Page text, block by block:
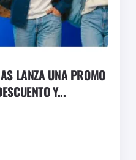
LANZA UNA PROMO
Y...